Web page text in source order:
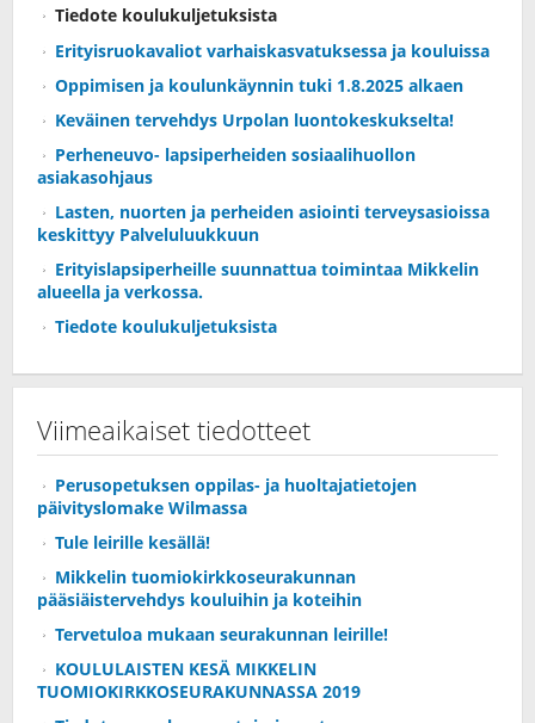
Tiedote koulukuljetuksista
Erityisruokavaliot varhaiskasvatuksessa ja kouluissa
Oppimisen ja koulunkäynnin tuki 1.8.2025 alkaen
Keväinen tervehdys Urpolan luontokeskukselta!
Perheneuvo- lapsiperheiden sosiaalihuollon
asiakasohjaus
Lasten, nuorten ja perheiden asiointi terveysasioissa
keskittyy Palveluluukkuun
Erityislapsiperheille suunnattua toimintaa Mikkelin
alueella ja verkossa.
Tiedote koulukuljetuksista
Viimeaikaiset tiedotteet
Perusopetuksen oppilas- ja huoltajatietojen
päivityslomake Wilmassa
Tule leirille kesällä!
Mikkelin tuomiokirkkoseurakunnan
pääsiäistervehdys kouluihin ja koteihin
Tervetuloa mukaan seurakunnan leirille!
KOULULAISTEN KESÄ MIKKELIN
TUOMIOKIRKKOSEURAKUNNASSA 2019